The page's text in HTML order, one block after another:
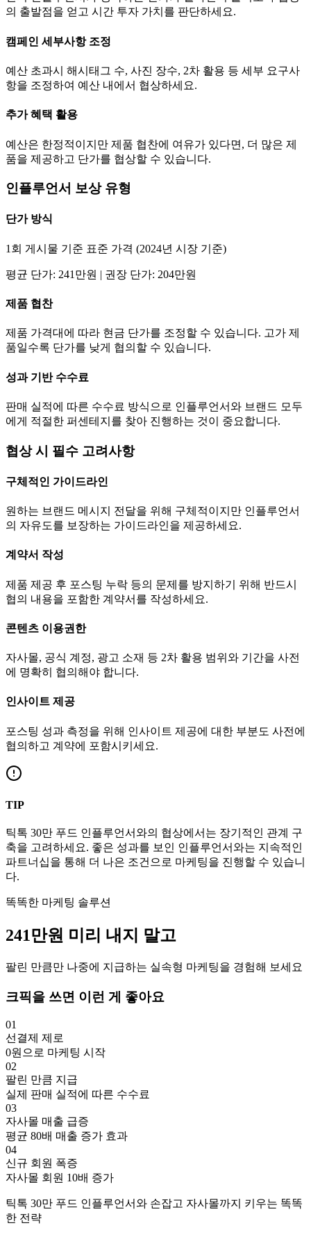
의 출발점을 얻고 시간 투자 가치를 판단하세요.
캠페인 세부사항 조정
예산 초과시 해시태그 수, 사진 장수, 2차 활용 등 세부 요구사
항을 조정하여 예산 내에서 협상하세요.
추가 혜택 활용
예산은 한정적이지만 제품 협찬에 여유가 있다면, 더 많은 제
품을 제공하고 단가를 협상할 수 있습니다.
인플루언서 보상 유형
단가방식
1회 게시물 기준 표준 가격 (2024년 시장 기준)
평균 단가: 241만원 | 권장 단가: 204만원
제품 협찬
제품 가격대에 따라 현금 단가를 조정할 수 있습니다. 고가 제
품일수록 단가를 낮게 협의할 수 있습니다.
성과 기반 수수료
판매 실적에 따른 수수료 방식으로 인플루언서와 브랜드 모두
에게 적절한 퍼센테지를 찾아 진행하는 것이 중요합니다.
협상 시 필수 고려사항
구체적인 가이드라인
원하는 브랜드 메시지 전달을 위해 구체적이지만 인플루언서
의 자유도를 보장하는 가이드라인을 제공하세요.
계약서 작성
제품 제공 후 포스팅 누락 등의 문제를 방지하기 위해 반드시
협의 내용을 포함한 계약서를 작성하세요.
콘텐츠 이용권한
자사몰, 공식 계정, 광고 소재 등 2차 활용 범위와 기간을 사전
에 명확히 협의해야 합니다.
인사이트 제공
포스팅 성과 측정을 위해 인사이트 제공에 대한 부분도 사전에
협의하고 계약에 포함시키세요.
TIP
틱톡 30만 푸드 인플루언서와의 협상에서는 장기적인 관계 구
축을 고려하세요. 좋은 성과를 보인 인플루언서와는 지속적인
파트너십을 통해 더 나은 조건으로 마케팅을 진행할 수 있습니
다.
똑똑한 마케팅 솔루션
241만원 미리 내지 말고
팔린 만큼만 나중에 지급하는 실속형 마케팅을 경험해 보세요
크픽을 쓰면 이런 게 좋아요
01
선결제 제로
0원으로 마케팅 시작
02
팔린 만큼 지급
실제 판매 실적에 따른 수수료
03
자사몰 매출 급증
평균 80배 매출 증가 효과
04
신규 회원 폭증
자사몰 회원 10배 증가
틱톡 30만 푸드 인플루언서와 손잡고 자사몰까지 키우는 똑똑
한 전략